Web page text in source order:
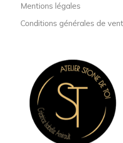
Mentions légales
Conditions générales de